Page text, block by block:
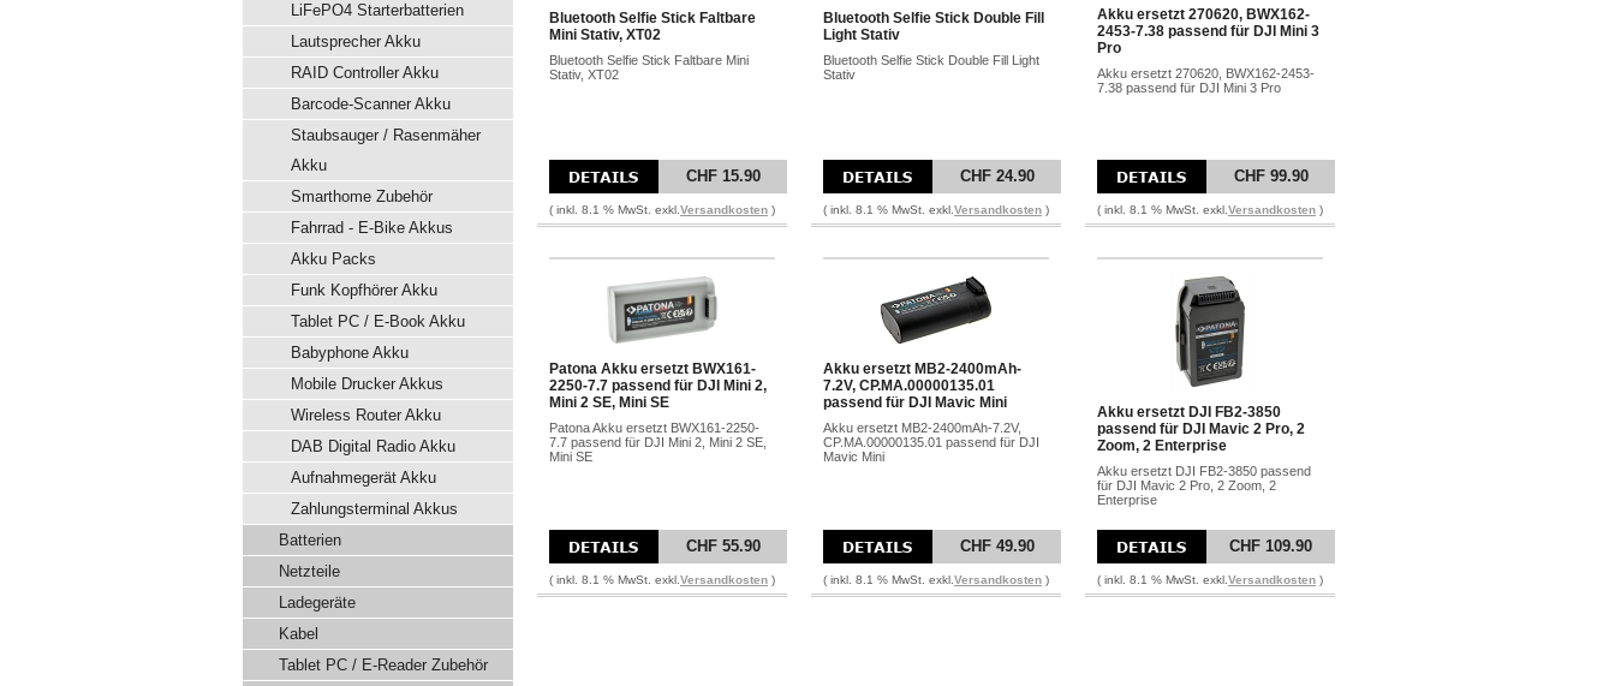
LiFePO4 Starterbatterien
Lautsprecher Akku
RAID Controller Akku
Barcode-Scanner Akku
Staubsauger / Rasenmäher
Akku
Smarthome Zubehör
Fahrrad - E-Bike Akkus
Akku Packs
Funk Kopfhörer Akku
Tablet PC / E-Book Akku
Babyphone Akku
Mobile Drucker Akkus
Wireless Router Akku
DAB Digital Radio Akku
Aufnahmegerät Akku
Zahlungsterminal Akkus
Batterien
Netzteile
Ladegeräte
Kabel
Tablet PC / E-Reader Zubehör
Bluetooth Selfie Stick Faltbare
Mini Stativ, XT02
Bluetooth Selfie Stick Faltbare Mini
Stativ, XT02
CHF 15.90
( inkl. 8.1 % MwSt. exkl. Versandkosten )
Bluetooth Selfie Stick Double Fill
Light Stativ
Bluetooth Selfie Stick Double Fill Light
Stativ
CHF 24.90
( inkl. 8.1 % MwSt. exkl. Versandkosten )
Akku ersetzt 270620, BWX162-
2453-7.38 passend für DJI Mini 3
Pro
Akku ersetzt 270620, BWX162-2453-
7.38 passend für DJI Mini 3 Pro
CHF 99.90
( inkl. 8.1 % MwSt. exkl. Versandkosten )
Patona Akku ersetzt BWX161-
2250-7.7 passend für DJI Mini 2,
Mini 2 SE, Mini SE
Patona Akku ersetzt BWX161-2250-
7.7 passend für DJI Mini 2, Mini 2 SE,
Mini SE
CHF 55.90
( inkl. 8.1 % MwSt. exkl. Versandkosten )
Akku ersetzt MB2-2400mAh-
7.2V, CP.MA.00000135.01
passend für DJI Mavic Mini
Akku ersetzt MB2-2400mAh-7.2V,
CP.MA.00000135.01 passend für DJI
Mavic Mini
CHF 49.90
( inkl. 8.1 % MwSt. exkl. Versandkosten )
Akku ersetzt DJI FB2-3850
passend für DJI Mavic 2 Pro, 2
Zoom, 2 Enterprise
Akku ersetzt DJI FB2-3850 passend
für DJI Mavic 2 Pro, 2 Zoom, 2
Enterprise
CHF 109.90
( inkl. 8.1 % MwSt. exkl. Versandkosten )